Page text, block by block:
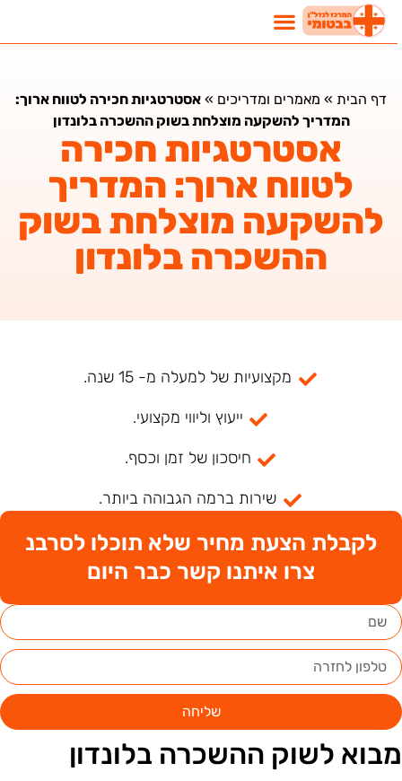
דף הבית»מאמרים ומדריכים»אסטרטגיות חכירה לטווח ארוך:
המדריך להשקעה מוצלחת בשוק ההשכרה בלונדון
אסטרטגיות חכירה
לטווח ארוך: המדריך
להשקעה מוצלחת בשוק
ההשכרה בלונדון
מקצועיות של למעלה מ- 15 שנה.
ייעוץ וליווי מקצועי.
חיסכון של זמן וכסף.
שירות ברמה הגבוהה ביותר.
לקבלת הצעת מחיר שלא תוכלו לסרבנ
צרו איתנו קשר כבר היום
שליחה
לשוק ההשכרה בלונדון